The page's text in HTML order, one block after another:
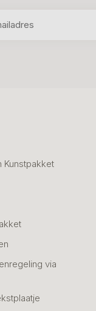
Kunstpakket
via